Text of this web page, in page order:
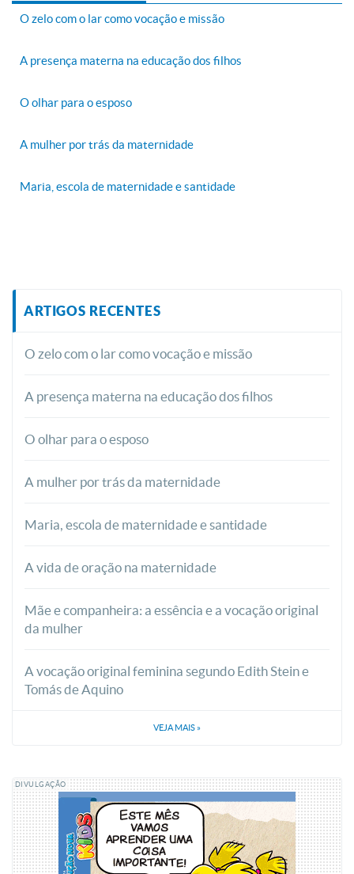
O zelo com o lar como vocação e missão
A presença materna na educação dos filhos
O olhar para o esposo
A mulher por trás da maternidade
Maria, escola de maternidade e santidade
ARTIGOS RECENTES
O zelo com o lar como vocação e missão
A presença materna na educação dos filhos
O olhar para o esposo
A mulher por trás da maternidade
Maria, escola de maternidade e santidade
A vida de oração na maternidade
Mãe e companheira: a essência e a vocação original
da mulher
A vocação original feminina segundo Edith Stein e
Tomás de Aquino
VEJA MAIS »
DIVULGAÇÃO